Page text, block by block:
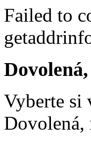
Failed to
Vyberte si
Dovolená,